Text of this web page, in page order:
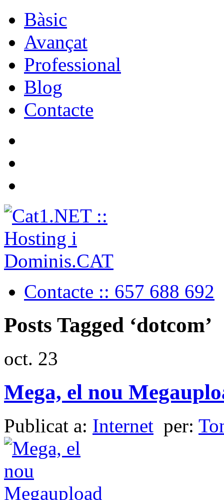
Bàsic
Avançat
Professional
Blog
Contacte
Contacte :: 657 688 692
Posts Tagged ‘dotcom’
oct. 23
Mega, el nou
Publicat a: Internet per: